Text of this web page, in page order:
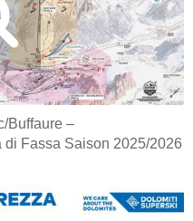
Buffaure –
Fassa Saison 2025/2026